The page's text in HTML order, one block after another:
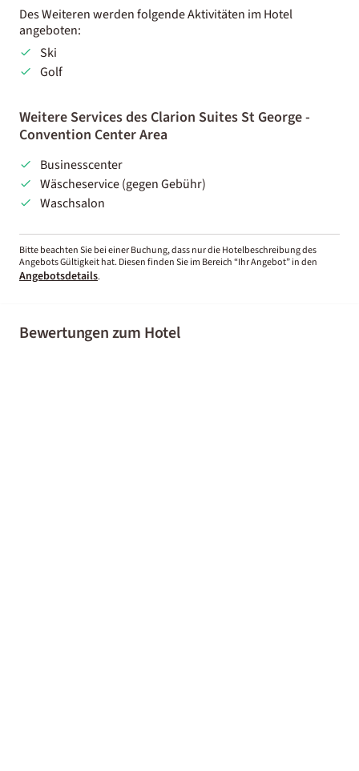
Des Weiteren werden folgende Aktivitäten im Hotel
angeboten:
Ski
Golf
Weitere Services des Clarion Suites St George -
Convention Center Area
Businesscenter
Wäscheservice (gegen Gebühr)
Waschsalon
Bitte beachten Sie bei einer Buchung, dass nur die Hotelbeschreibung des
Angebots Gültigkeit hat. Diesen finden Sie im Bereich “Ihr Angebot” in den
Angebotsdetails.
Bewertungen zum Hotel